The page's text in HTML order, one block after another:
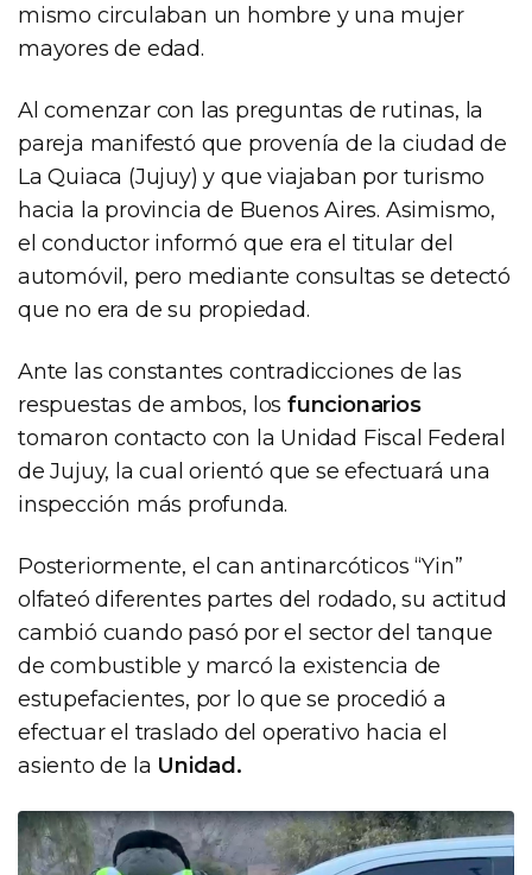
mismo circulaban un hombre y una mujer
mayores de edad.
Al comenzar con las preguntas de rutinas, la
pareja manifestó que provenía de la ciudad de
La Quiaca (Jujuy) y que viajaban por turismo
hacia la provincia de Buenos Aires. Asimismo,
el conductor informó que era el titular del
automóvil, pero mediante consultas se detectó
que no era de su propiedad.
Ante las constantes contradicciones de las
respuestas de ambos, losfuncionarios
tomaron contacto con la Unidad Fiscal Federal
de Jujuy, la cual orientó que se efectuará una
inspección más profunda.
Posteriormente, el can antinarcóticos “Yin”
olfateó diferentes partes del rodado, su actitud
cambió cuando pasó por el sector del tanque
de combustible y marcó la existencia de
estupefacientes, por lo que se procedió a
efectuar el traslado del operativo hacia el
asiento de la Unidad.